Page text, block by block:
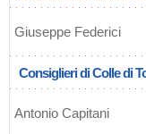
Giuseppe Federici
Consiglieri di Colle di
Antonio Capitani